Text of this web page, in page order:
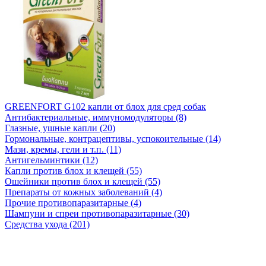
GREENFORT G102 капли от блох для сред собак
Антибактериальные, иммуномодуляторы (8)
Глазные, ушные капли (20)
Гормональные, контрацептивы, успокоительные (14)
Мази, кремы, гели и т.п. (11)
Антигельминтики (12)
Капли против блох и клещей (55)
Ошейники против блох и клещей (55)
Препараты от кожных заболеваний (4)
Прочие противопаразитарные (4)
Шампуни и спреи противопаразитарные (30)
Средства ухода (201)